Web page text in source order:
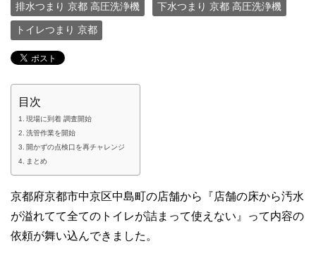
排水つまり 京都 高圧洗浄機 下水つまり 京都 高圧洗浄機
トイレつまり 京都
目次
現場に到着 調査開始
洗管作業を開始
開かずの点検口を再チャレンジ
まとめ
京都府京都市中京区中島町の店舗から『店舗の床から汚水
が溢れてて全てのトイレが詰まって使えない』って内容の
依頼が舞い込んできました。